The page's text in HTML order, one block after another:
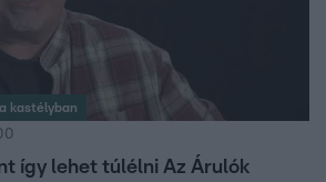
kastélyban
így lehet túlélni Az Árulók